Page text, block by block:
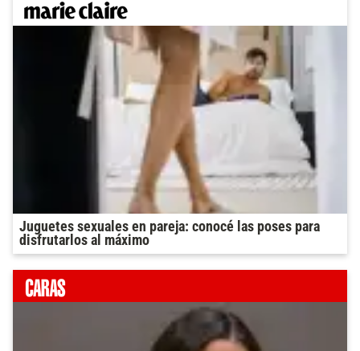
Juguetes sexuales en pareja: conocé las poses para
disfrutarlos al máximo